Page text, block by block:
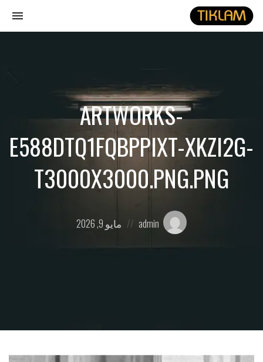
نصل
ARTWORKS-
E588DTQ1FQBPPIXT-XKZI2G-
T3000X3000.PNG.PNG
Posted
by:
admin
on
مايو 9, 2026